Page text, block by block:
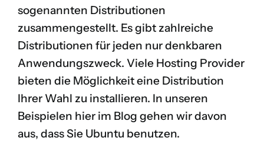
sogenannten Distributionen
zusammengestellt. Es gibt zahlreiche
Distributionen für jeden nur denkbaren
Anwendungszweck. Viele Hosting Provider
bieten die Möglichkeit eine Distribution
Ihrer Wahl zu installieren. In unseren
Beispielen hier im Blog gehen wir davon
aus, dass Sie Ubuntu benutzen.